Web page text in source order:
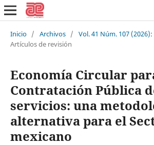
Inicio / Archivos / Vol. 41 Núm. 107
Artículos de revisión
Economía Circular
Contratación Pública
servicios: una
alternativa para el
mexicano